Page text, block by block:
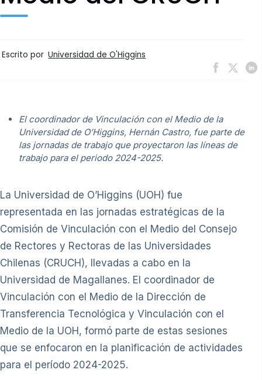
Escrito por Universidad de O'Higgins
El coordinador de Vinculación con el Medio de la
Universidad de O’Higgins, Hernán Castro, fue parte de
las jornadas de trabajo que proyectaron las líneas de
trabajo para el periodo 2024-2025.
La Universidad de O’Higgins (UOH) fue
representada en las jornadas estratégicas de la
Comisión de Vinculación con el Medio del Consejo
de Rectores y Rectoras de las Universidades
Chilenas (CRUCH), llevadas a cabo en la
Universidad de Magallanes. El coordinador de
Vinculación con el Medio de la Dirección de
Transferencia Tecnológica y Vinculación con el
Medio de la UOH, formó parte de estas sesiones
que se enfocaron en la planificación de actividades
para el período 2024-2025.